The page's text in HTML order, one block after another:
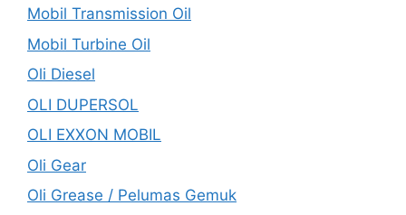
Mobil Transmission Oil
Mobil Turbine Oil
Oli Diesel
OLI DUPERSOL
OLI EXXON MOBIL
Oli Gear
Oli Grease / Pelumas Gemuk